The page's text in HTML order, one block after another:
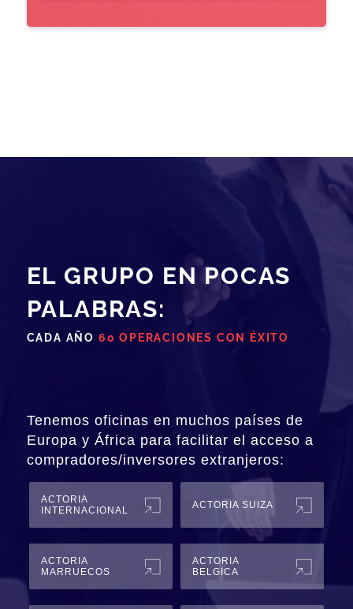
EL GRUPO EN POCAS
PALABRAS:
CADA AÑO 60 OPERACIONES CON ÉXITO
Tenemos oficinas en muchos países de
Europa y África para facilitar el acceso a
compradores/inversores extranjeros:
ACTORIA
INTERNACIONAL
ACTORIA SUIZA
ACTORIA
MARRUECOS
ACTORIA
BELGICA